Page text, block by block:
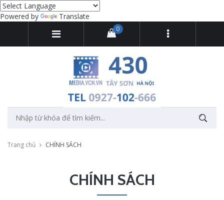
Powered by Translate
0
Trang chủ CHÍNH SÁCH
CHÍNH SÁCH